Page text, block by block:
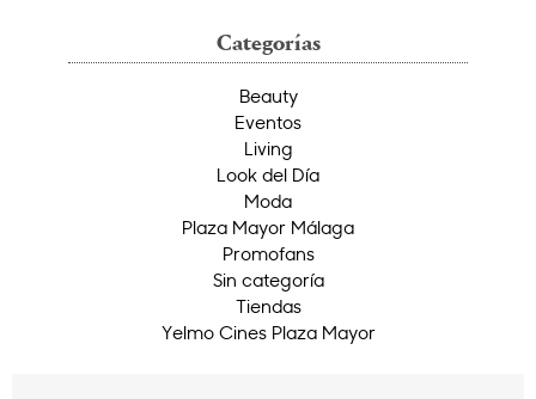
Categorías
Beauty
Eventos
Living
Look del Día
Moda
Plaza Mayor Málaga
Promofans
Sin categoría
Tiendas
Yelmo Cines Plaza Mayor